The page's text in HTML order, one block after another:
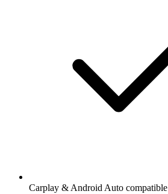
Carplay & Android Auto compatible